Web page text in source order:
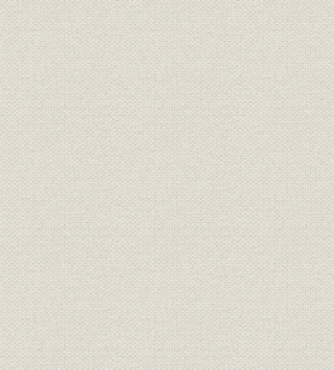
第2章 管理一般
第3章 労務
第4章 財務
第5章 原料、資材
第6章 営業
第7章 物的流通
第8章 環境問題
第9章 関連事業